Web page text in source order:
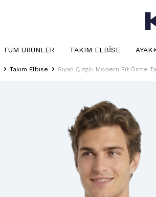
TÜM ÜRÜNLER TAKIM ELBISE
Takım Elbise Siyah Çizgili Modern Fit Örme